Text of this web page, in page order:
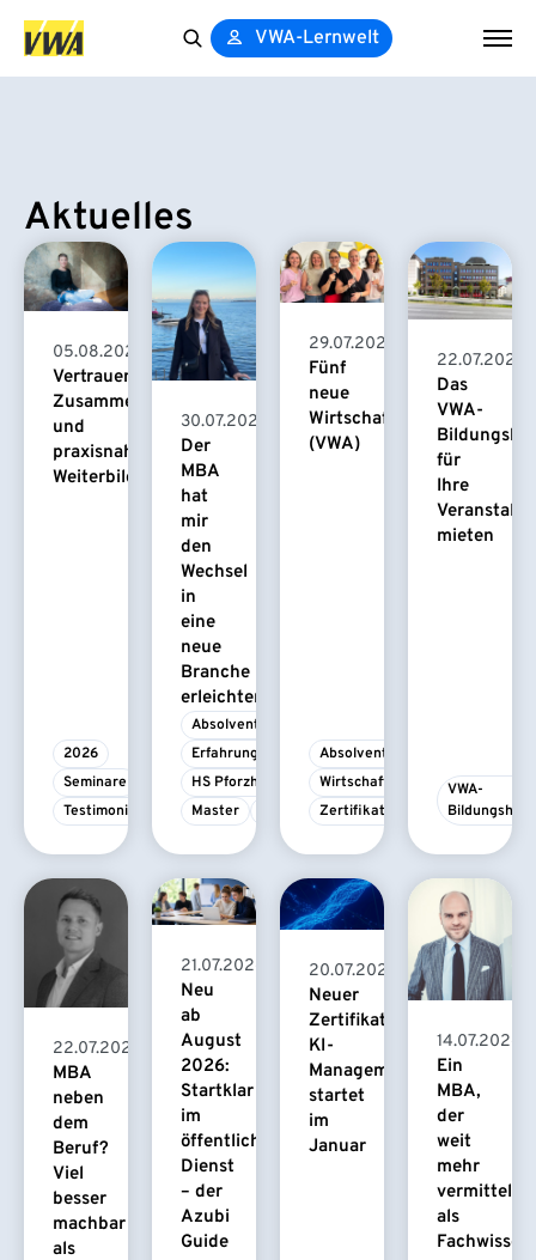
VWA-Lernwelt
Aktuelles
05.08.2026
Vertrauensvolle
Zusammenarbeit
und
praxisnahe
Weiterbildung
2026
Seminare
Testimonial
30.07.2026
Der
MBA
hat
mir
den
Wechsel
in
eine
neue
Branche
erleichtert
Absolvent/-in
Erfahrungsbericht
HS Pforzheim
Master
29.07.2026
Fünf
neue
Wirtschaftspsychologinnen
(VWA)
Absolvent/-in
Wirtschaftspsychologie
Zertifikatskurs
22.07.2026
Das
VWA-
für
Ihre
mieten
VWA-
Bildungshaus
22.07.2026
MBA
neben
dem
Beruf?
Viel
besser
machbar
als
21.07.2026
Neu
ab
August
2026:
Startklar
im
öffentlichen
Dienst
– der
Azubi
Guide
20.07.2026
Neuer
Zertifikatskurs
KI-
Management
startet
im
Januar
14.07.2026
Ein
MBA,
der
weit
mehr
vermittelt
als
Fachwissen